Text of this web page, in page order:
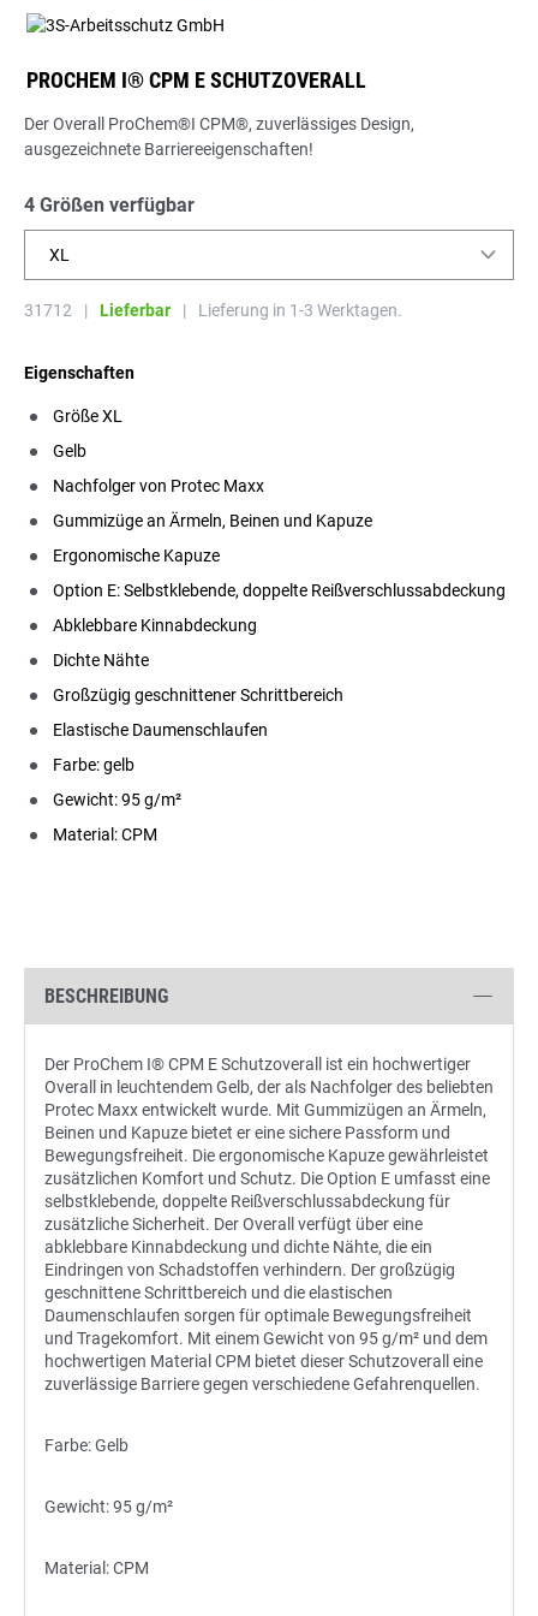
PROCHEM I® CPM E SCHUTZOVERALL
Der Overall ProChem®I CPM®, zuverlässiges Design,
ausgezeichnete Barriereeigenschaften!
4 Größen verfügbar
XL
31712 | Lieferbar | Lieferung in 1-3 Werktagen.
Eigenschaften
Größe XL
Gelb
Nachfolger von Protec Maxx
Gummizüge an Ärmeln, Beinen und Kapuze
Ergonomische Kapuze
Option E: Selbstklebende, doppelte Reißverschlussabdeckung
Abklebbare Kinnabdeckung
Dichte Nähte
Großzügig geschnittener Schrittbereich
Elastische Daumenschlaufen
Farbe: gelb
Gewicht: 95 g/m²
Material: CPM
BESCHREIBUNG
Der ProChem I® CPM E Schutzoverall ist ein hochwertiger
Overall in leuchtendem Gelb, der als Nachfolger des beliebten
Protec Maxx entwickelt wurde. Mit Gummizügen an Ärmeln,
Beinen und Kapuze bietet er eine sichere Passform und
Bewegungsfreiheit. Die ergonomische Kapuze gewährleistet
zusätzlichen Komfort und Schutz. Die Option E umfasst eine
selbstklebende, doppelte Reißverschlussabdeckung für
zusätzliche Sicherheit. Der Overall verfügt über eine
abklebbare Kinnabdeckung und dichte Nähte, die ein
Eindringen von Schadstoffen verhindern. Der großzügig
geschnittene Schrittbereich und die elastischen
Daumenschlaufen sorgen für optimale Bewegungsfreiheit
und Tragekomfort. Mit einem Gewicht von 95 g/m² und dem
hochwertigen Material CPM bietet dieser Schutzoverall eine
zuverlässige Barriere gegen verschiedene Gefahrenquellen.
Farbe: Gelb
Gewicht: 95 g/m²
Material: CPM